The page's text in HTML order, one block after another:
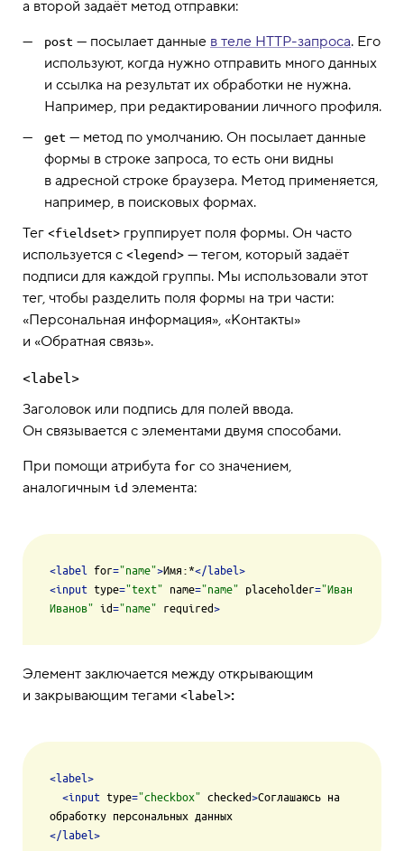
а второй задаёт метод отправки:
post — посылает данные в теле HTTP-запроса. Его
используют, когда нужно отправить много данных
и ссылка на результат их обработки не нужна.
Например, при редактировании личного профиля.
get — метод по умолчанию. Он посылает данные
формы в строке запроса, то есть они видны
в адресной строке браузера. Метод применяется,
например, в поисковых формах.
Тег <fieldset> группирует поля формы. Он часто
используется с <legend> — тегом, который задаёт
подписи для каждой группы. Мы использовали этот
тег, чтобы разделить поля формы на три части:
«Персональная информация», «Контакты»
и «Обратная связь».
<label>
Заголовок или подпись для полей ввода.
Он связывается с элементами двумя способами.
При помощи атрибута for со значением,
аналогичным id элемента:
<label for="name">Имя:*</label >
<input type="text" name="name" placeholder="Иван
Иванов" id="name" required>
Элемент заключается между открывающим
и закрывающим тегами <label>:
<label >
<input type="checkbox" checked>Соглашаюсь на
</label >